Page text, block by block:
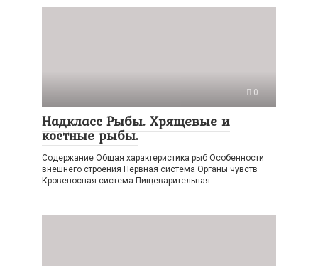
0
Надкласс Рыбы. Хрящевые и
костные рыбы.
Содержание Общая характеристика рыб Особенности
внешнего строения Нервная система Органы чувств
Кровеносная система Пищеварительная